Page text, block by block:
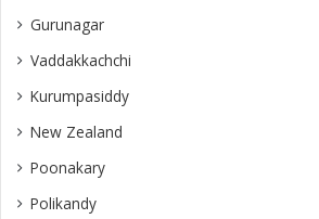
Gurunagar
Vaddakkachchi
Kurumpasiddy
New Zealand
Poonakary
Polikandy